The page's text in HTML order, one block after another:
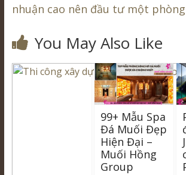
nhuận cao nên đầu tư một
You May Also Like
99+ Mẫu Spa
Đá Muối Đẹp
Hiện Đại –
Muối Hồng
Group